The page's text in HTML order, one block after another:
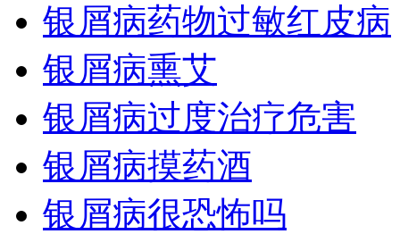
银屑病药物过敏红皮病
银屑病熏艾
银屑病过度治疗危害
银屑病摸药酒
银屑病很恐怖吗